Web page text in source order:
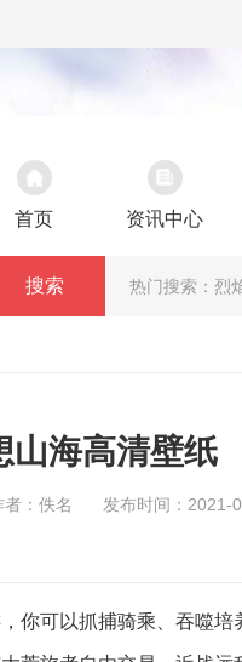
首页 资讯中心
搜索 热门搜索： 烈
山海高清壁纸
者：佚名 发布时间：2021-
你可以抓捕骑乘、吞噬